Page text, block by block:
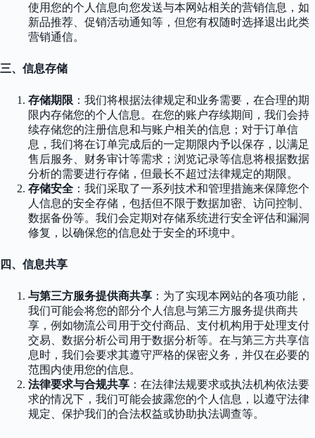
使用您的个人信息向您发送与本网站相关的营销信息，如
新品推荐、促销活动通知等，但您有权随时选择退出此类
营销通信。
三、信息存储
存储期限 ：我们将根据法律规定和业务需要，在合理的期
限内存储您的个人信息。在您的账户存续期间，我们会持
续存储您的注册信息和与账户相关的信息；对于订单信
息，我们将在订单完成后的一定期限内予以保存，以满足
售后服务、财务审计等需求；浏览记录等信息将根据数据
分析的需要进行存储，但最长不超过法律规定的期限。
存储安全 ：我们采取了一系列技术和管理措施来保障您个
人信息的安全存储，包括但不限于数据加密、访问控制、
数据备份等。我们会定期对存储系统进行安全评估和漏洞
修复，以确保您的信息处于安全的环境中。
四、信息共享
与第三方服务提供商共享 ：为了实现本网站的各项功能，
我们可能会将您的部分个人信息与第三方服务提供商共
享，例如物流公司用于交付商品、支付机构用于处理支付
交易、数据分析公司用于数据分析等。在与第三方共享信
息时，我们会要求其遵守严格的保密义务，并仅在必要的
范围内使用您的信息。
法律要求与合规共享 ：在法律法规要求或执法机构依法要
求的情况下，我们可能会披露您的个人信息，以遵守法律
规定、保护我们的合法权益或协助执法调查等。